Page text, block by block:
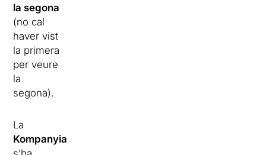
la segona
(no cal
haver vist
la primera
per veure
la
segona).
La
Kompanyia